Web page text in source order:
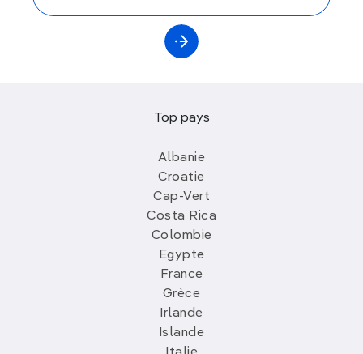
Top pays
Albanie
Croatie
Cap-Vert
Costa Rica
Colombie
Egypte
France
Grèce
Irlande
Islande